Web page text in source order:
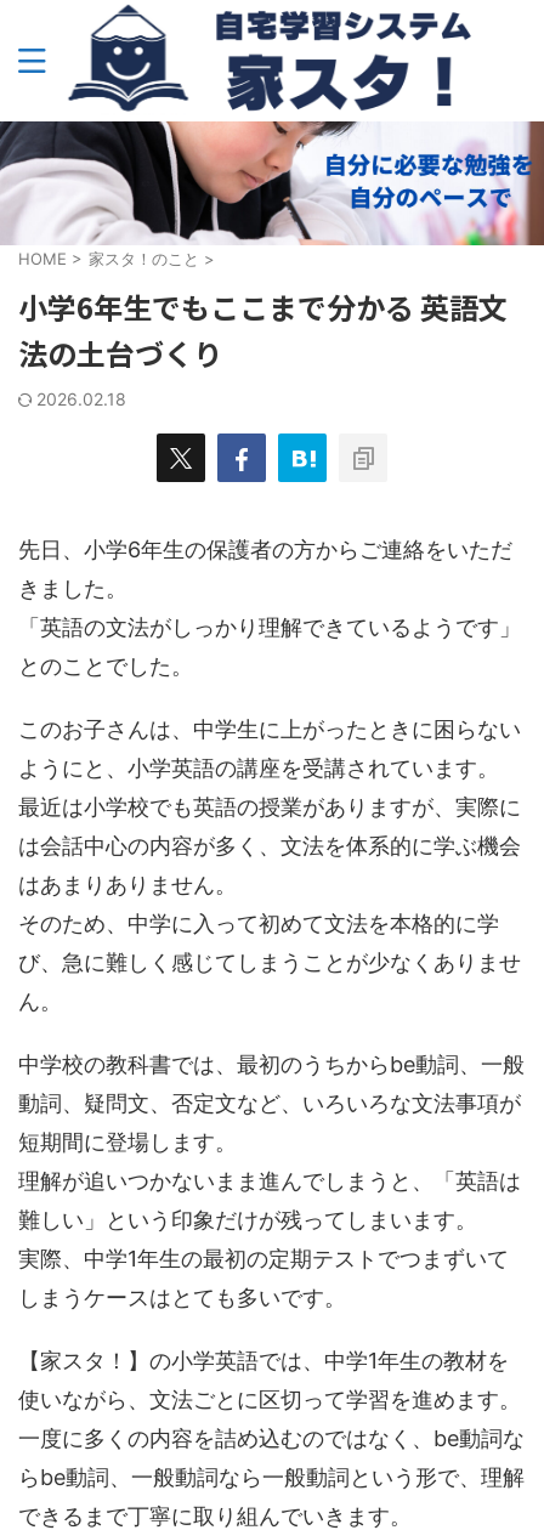
HOME > 家スタ！のこと >
小学6年生でもここまで分かる 英語文
法の土台づくり
2026.02.18
先日、小学6年生の保護者の方からご連絡をいただ
きました。
「英語の文法がしっかり理解できているようです」
とのことでした。
このお子さんは、中学生に上がったときに困らない
ようにと、小学英語の講座を受講されています。
最近は小学校でも英語の授業がありますが、実際に
は会話中心の内容が多く、文法を体系的に学ぶ機会
はあまりありません。
そのため、中学に入って初めて文法を本格的に学
び、急に難しく感じてしまうことが少なくありませ
ん。
中学校の教科書では、最初のうちからbe動詞、一般
動詞、疑問文、否定文など、いろいろな文法事項が
短期間に登場します。
理解が追いつかないまま進んでしまうと、「英語は
難しい」という印象だけが残ってしまいます。
実際、中学1年生の最初の定期テストでつまずいて
しまうケースはとても多いです。
【家スタ！】の小学英語では、中学1年生の教材を
使いながら、文法ごとに区切って学習を進めます。
一度に多くの内容を詰め込むのではなく、be動詞な
らbe動詞、一般動詞なら一般動詞という形で、理解
できるまで丁寧に取り組んでいきます。